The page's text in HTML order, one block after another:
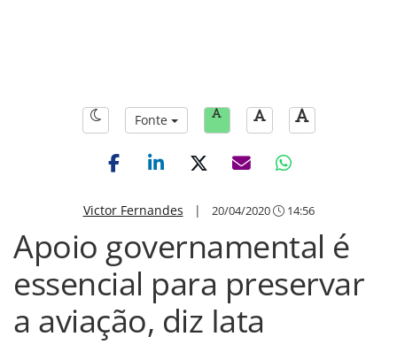
Fonte
Victor Fernandes | 20/04/2020 14:56
Apoio governamental é
essencial para preservar
a aviação, diz Iata